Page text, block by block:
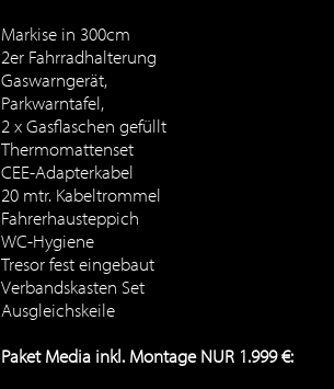
Markise in 300cm
2er Fahrradhalterung
Gaswarngerät,
Parkwarntafel,
2 x Gasflaschen gefüllt
Thermomattenset
CEE-Adapterkabel
20 mtr. Kabeltrommel
Fahrerhausteppich
WC-Hygiene
Tresor fest eingebaut
Verbandskasten Set
Ausgleichskeile
Paket Media inkl. Montage NUR 1.999 €: